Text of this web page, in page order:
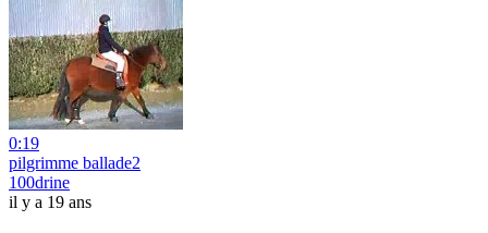
0:19
pilgrimme ballade2
100drine
il y a 19 ans